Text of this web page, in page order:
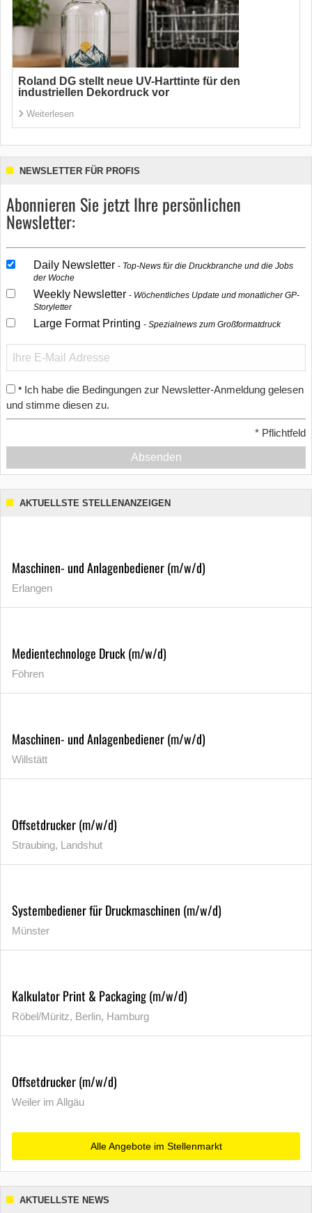
Roland DG stellt neue UV-Harttinte für den
industriellen Dekordruck vor
Weiterlesen
NEWSLETTER FÜR PROFIS
Abonnieren Sie jetzt Ihre persönlichen
Newsletter:
Daily Newsletter
Top-News für die Druckbranche und die Jobs
der Woche
Weekly Newsletter
Wöchentliches Update und monatlicher GP-
Storyletter
Large Format Printing Spezialnews zum Großformatdruck
* Ich habe die Bedingungen zur Newsletter-Anmeldung gelesen
und stimme diesen zu.
* Pflichtfeld
Absenden
AKTUELLSTE STELLENANZEIGEN
Maschinen- und Anlagenbediener (m/w/d)
Erlangen
Medientechnologe Druck (m/w/d)
Föhren
Maschinen- und Anlagenbediener (m/w/d)
Willstätt
Offsetdrucker (m/w/d)
Straubing, Landshut
Systembediener für Druckmaschinen (m/w/d)
Münster
Kalkulator Print & Packaging (m/w/d)
Röbel/Müritz, Berlin, Hamburg
Offsetdrucker (m/w/d)
Weiler im Allgäu
Alle Angebote im Stellenmarkt
AKTUELLSTE NEWS